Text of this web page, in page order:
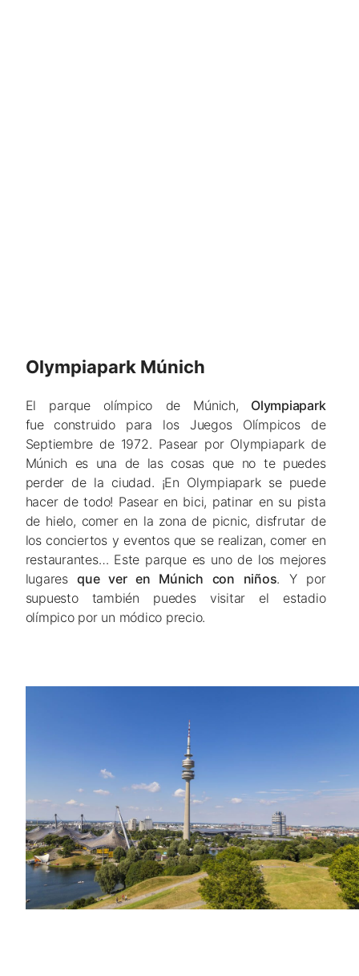
Olympiapark Múnich
El parque olímpico de Múnich, Olympiapark
fue
construido para los Juegos Olímpicos de
Septiembre de 1972. Pasear por Olympiapark de
Múnich es una de las cosas que no te puedes
perder de la ciudad. ¡En Olympiapark se puede
hacer de todo! Pasear en bici, patinar en su pista
de hielo, comer en la zona de picnic, disfrutar de
los conciertos y eventos que se realizan, comer en
restaurantes… Este parque es uno de los mejores
lugaresque ver en Múnich con niños. Y por
supuesto también puedes visitar el estadio
olímpico por un módico precio.